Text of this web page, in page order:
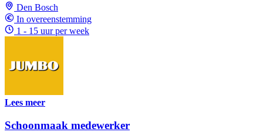
Den Bosch
In overeenstemming
1 - 15 uur per week
Lees meer
Schoonmaak medewerker